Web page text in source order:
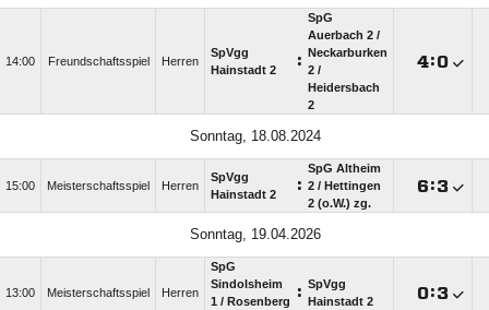
14:00 Freundschaftsspiel Herren
SpVgg
Hainstadt 2
:
SpG
Auerbach 2 /​
Neckarburken
2 /​
Heidersbach
2
:
Sonntag, 18.08.2024
15:00 Meisterschaftsspiel Herren
SpVgg
Hainstadt 2
:
SpG Altheim
2 /​ Hettingen
2 (o.W.) zg.
:
Sonntag, 19.04.2026
13:00 Meisterschaftsspiel Herren
SpG
Sindolsheim
1 /​ Rosenberg
: SpVgg
Hainstadt 2
: